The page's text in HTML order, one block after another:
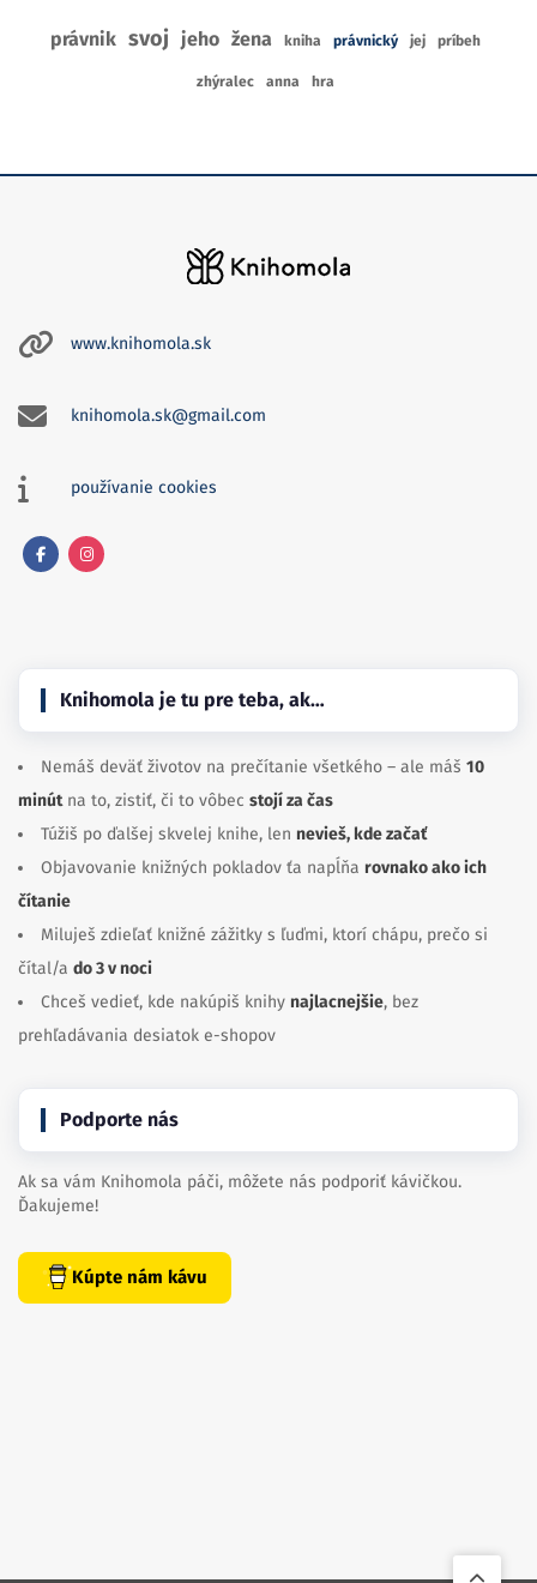
právnik svoj jeho žena kniha právnický jej príbeh
zhýralec anna hra
www.knihomola.sk
knihomola.sk@gmail.com
používanie cookies
Knihomola je tu pre teba, ak…
Nemáš deväť životov na prečítanie všetkého – ale máš 10
minútna to, zistiť, či to vôbec stojí za čas
Túžiš po ďalšej skvelej knihe, len nevieš, kde začať
Objavovanie knižných pokladov ťa napĺňa rovnako ako ich
čítanie
Miluješ zdieľať knižné zážitky s ľuďmi, ktorí chápu, prečo si
čítal/a do 3 v noci
Chceš vedieť, kde nakúpiš knihy najlacnejšie, bez
prehľadávania desiatok e-shopov
Podporte nás
Ak sa vám Knihomola páči, môžete nás podporiť kávičkou.
Ďakujeme!
Kúpte nám kávu